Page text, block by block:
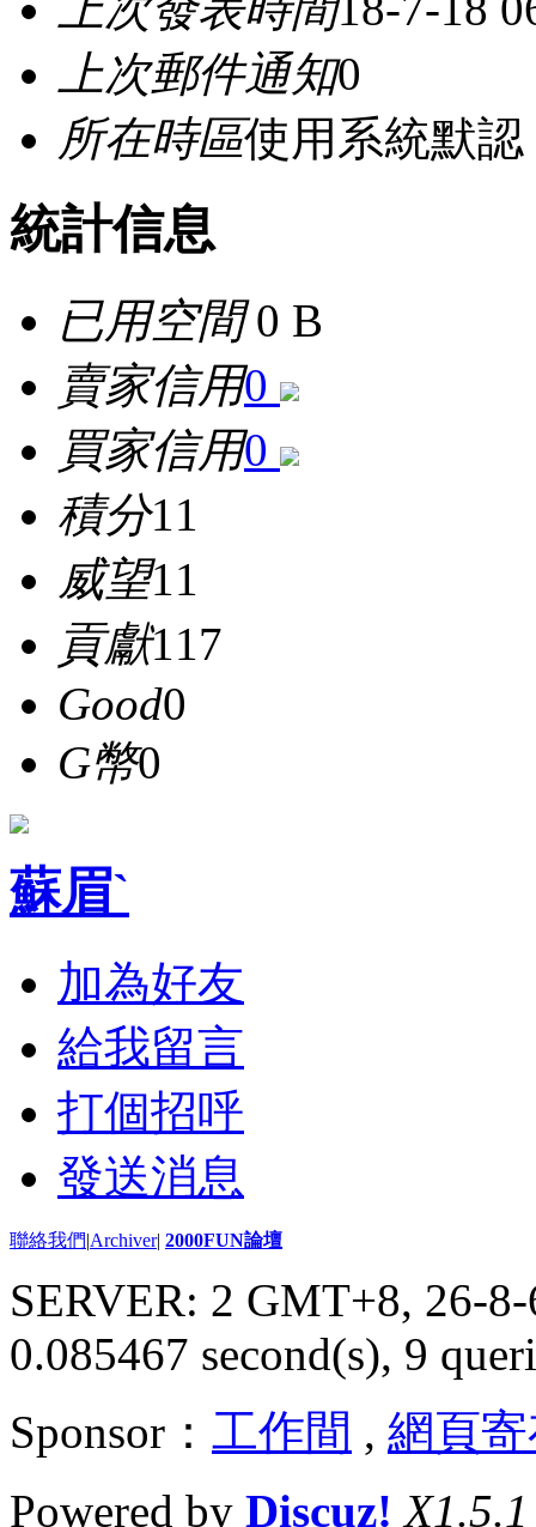
上次郵件通知0
所在時區使用系統默認
統計信息
已用空間0 B
賣家信用0
買家信用0
積分11
威望11
貢獻117
Good0
G幣0
蘇眉`
加為好友
給我留言
打個招呼
發送消息
聯絡我們|Archiver| 2000FUN論壇
SERVER: 2 GMT+8, 26-
0.085467 second(s), 9
Sponsor： 工作間 , 網頁
Powered by Discuz! X1.5.1